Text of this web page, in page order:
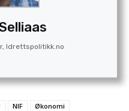
Idrettspolitikk.no
NIF
Økonomi